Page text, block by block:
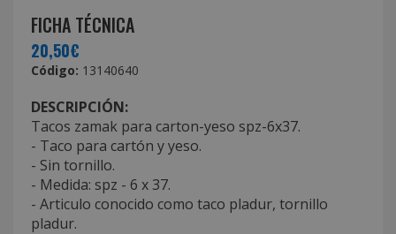
FICHA TÉCNICA
20,50€
Código: 13140640
DESCRIPCIÓN:
Tacos zamak para carton-yeso spz-6x37.
- Taco para cartón y yeso.
- Sin tornillo.
- Medida: spz - 6 x 37.
- Articulo conocido como taco pladur, tornillo
pladur.